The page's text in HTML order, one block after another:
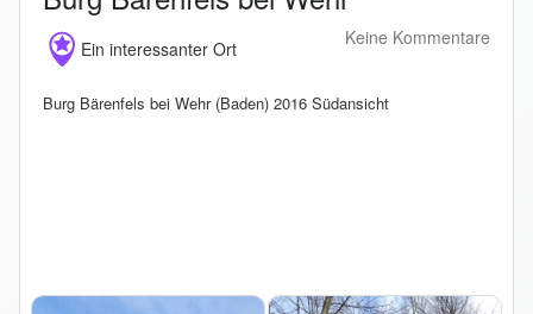
Ein interessanter Ort
Keine Kommentare
Burg Bärenfels bei Wehr (Baden) 2016 Südansicht